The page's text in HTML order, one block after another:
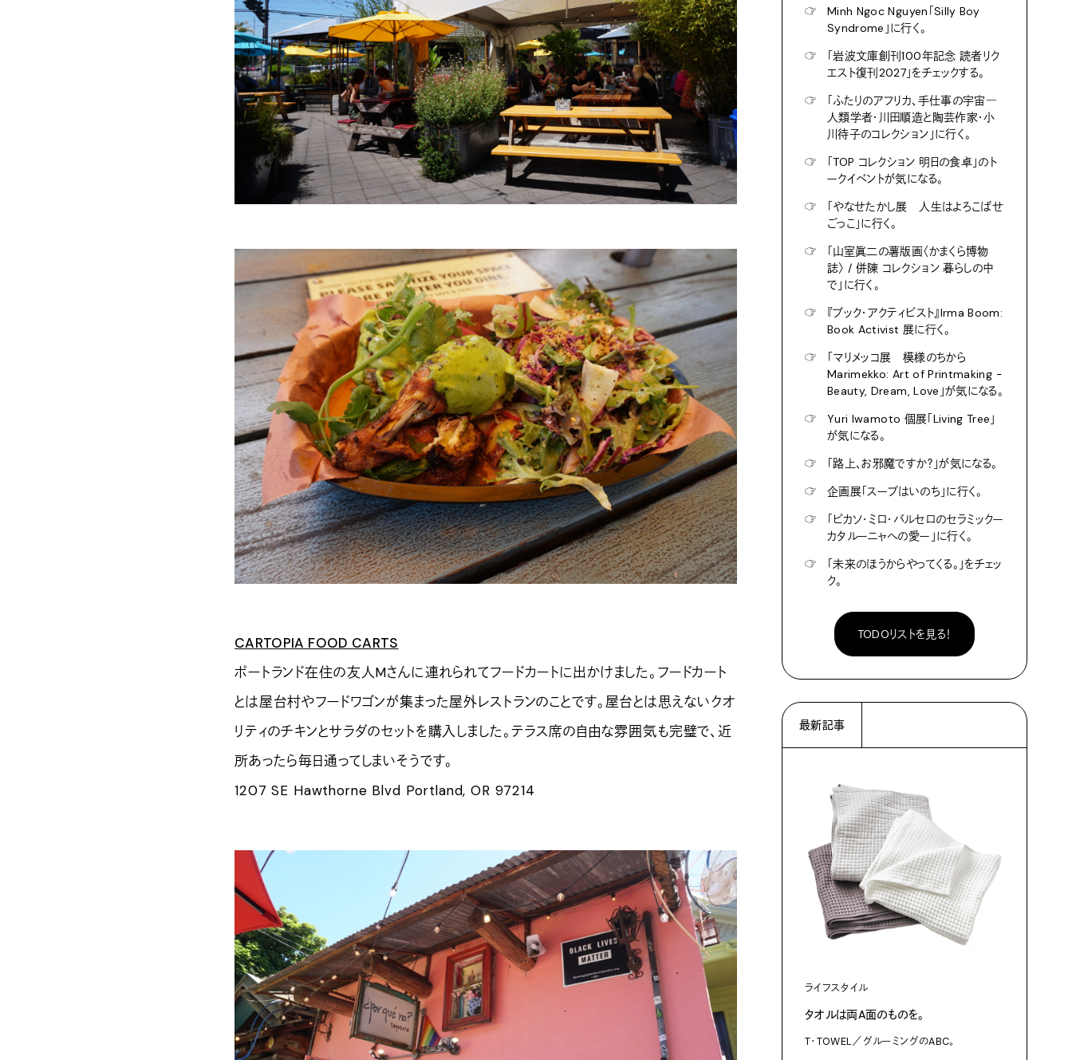
CARTOPIA FOOD CARTS
ポートランド在住の友人Mさんに連れられてフードカートに出かけました。フードカート
とは屋台村やフードワゴンが集まった屋外レストランのことです。屋台とは思えないクオ
リティのチキンとサラダのセットを購入しました。テラス席の自由な雰囲気も完璧で、近
所あったら毎日通ってしまいそうです。
1207 SE Hawthorne Blvd Portland, OR 97214
☞
Minh Ngoc Nguyen「Silly Boy
Syndrome」に行く。
☞
「岩波文庫創刊100年記念 読者リク
エスト復刊2027」をチェックする。
☞
「ふたりのアフリカ、手仕事の宇宙―
人類学者・川田順造と陶芸作家・小
川待子のコレクション」に行く。
☞
「TOP コレクション 明日の食卓」のト
ークイベントが気になる。
☞
「やなせたかし展 人生はよろこばせ
ごっこ」に行く。
☞
「山室眞二の薯版画〈かまくら博物
誌〉 / 併陳 コレクション 暮らしの中
で」に行く。
☞
『ブック・アクティビスト』Irma Boom:
Book Activist 展に行く。
☞
「マリメッコ展 模様のちから
Marimekko: Art of Printmaking -
Beauty, Dream, Love」が気になる。
☞
Yuri Iwamoto 個展「Living Tree」
が気になる。
☞
「路上、お邪魔ですか？」が気になる。
☞
企画展「スープはいのち」に行く。
☞
「ピカソ・ミロ・バルセロのセラミックー
カタルーニャへの愛ー」に行く。
☞
「未来のほうからやってくる。」をチェッ
ク。
TODOリストを見る！
最新記事
ライフスタイル
タオルは両A面のものを。
T・TOWEL／グルーミングのABC。